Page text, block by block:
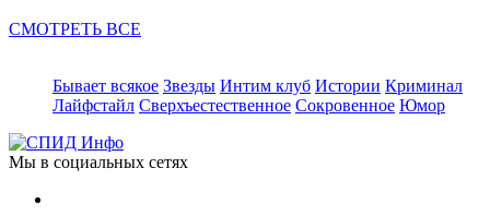
СМОТРЕТЬ ВСЕ
Бывает всякое Звезды Интим клуб Истории Криминал
Лайфстайл Сверхъестественное Сокровенное Юмор
Мы в социальных сетях